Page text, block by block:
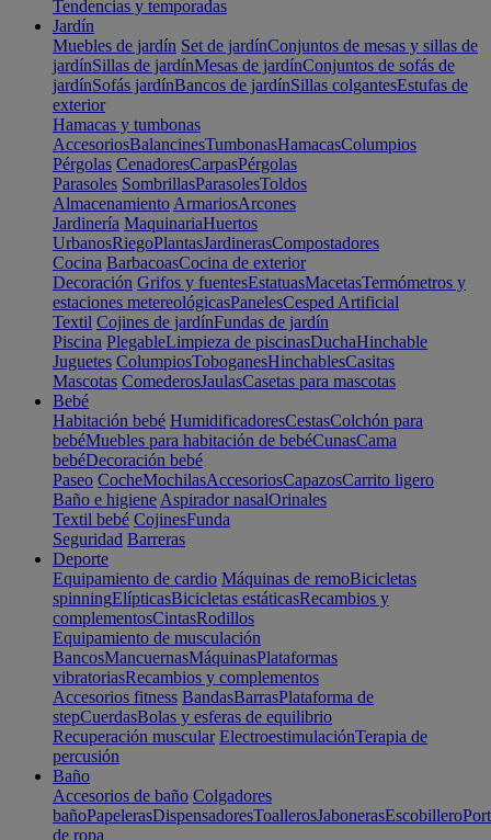
Tendencias y temporadas
Jardín
Muebles de jardín Set de jardínConjuntos de mesas y sillas de
jardínSillas de jardínMesas de jardínConjuntos de sofás de
jardínSofás jardínBancos de jardínSillas colgantesEstufas de
exterior
Hamacas y tumbonas
AccesoriosBalancinesTumbonasHamacasColumpios
Pérgolas CenadoresCarpasPérgolas
Parasoles SombrillasParasolesToldos
Almacenamiento ArmariosArcones
Jardinería MaquinariaHuertos
UrbanosRiegoPlantasJardinerasCompostadores
Cocina BarbacoasCocina de exterior
Decoración Grifos y fuentesEstatuasMacetasTermómetros y
estaciones metereológicasPanelesCesped Artificial
Textil Cojines de jardínFundas de jardín
Piscina PlegableLimpieza de piscinasDuchaHinchable
Juguetes ColumpiosToboganesHinchablesCasitas
Mascotas ComederosJaulasCasetas para mascotas
Bebé
Habitación bebé HumidificadoresCestasColchón para
bebéMuebles para habitación de bebéCunasCama
bebéDecoración bebé
Paseo CocheMochilasAccesoriosCapazosCarrito ligero
Baño e higiene Aspirador nasalOrinales
Textil bebé CojinesFunda
Seguridad Barreras
Deporte
Equipamiento de cardio Máquinas de remoBicicletas
spinningElípticasBicicletas estáticasRecambios y
complementosCintasRodillos
Equipamiento de musculación
BancosMancuernasMáquinasPlataformas
vibratoriasRecambios y complementos
Accesorios fitness BandasBarrasPlataforma de
stepCuerdasBolas y esferas de equilibrio
Recuperación muscular ElectroestimulaciónTerapia de
percusión
Baño
Accesorios de baño Colgadores
bañoPapelerasDispensadoresToallerosJabonerasEscobillero
de ropa